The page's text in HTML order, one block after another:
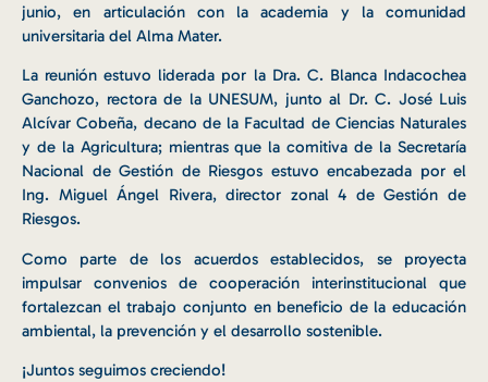
junio, en articulación con la academia y la comunidad
universitaria del Alma Mater.
La reunión estuvo liderada por la Dra. C. Blanca Indacochea
Ganchozo, rectora de la UNESUM, junto al Dr. C. José Luis
Alcívar Cobeña, decano de la Facultad de Ciencias Naturales
y de la Agricultura; mientras que la comitiva de la Secretaría
Nacional de Gestión de Riesgos estuvo encabezada por el
Ing. Miguel Ángel Rivera, director zonal 4 de Gestión de
Riesgos.
Como parte de los acuerdos establecidos, se proyecta
impulsar convenios de cooperación interinstitucional que
fortalezcan el trabajo conjunto en beneficio de la educación
ambiental, la prevención y el desarrollo sostenible.
¡Juntos seguimos creciendo!